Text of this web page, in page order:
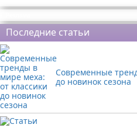
Последние статьи
Современные
до новинок сезона